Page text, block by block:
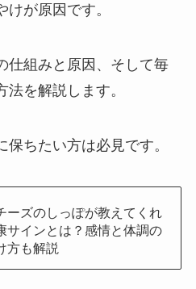
が原因です。
仕組みと原因、そして毎
を解説します。
ちたい方は必見です。
ーズのしっぽが教えてくれ
サインとは？感情と体調の
方も解説